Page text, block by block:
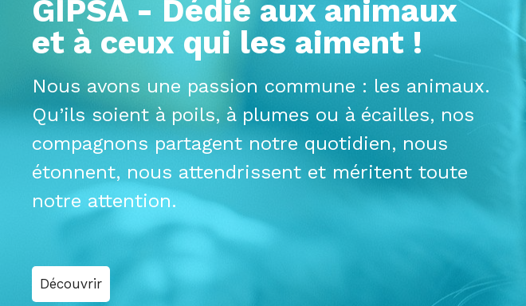
GIPSA - Dédié aux animaux
et à ceux qui les aiment !
Nous avons une passion commune : les animaux.
Qu’ils soient à poils, à plumes ou à écailles, nos
compagnons partagent notre quotidien, nous
étonnent, nous attendrissent et méritent toute
notre attention.
Découvrir